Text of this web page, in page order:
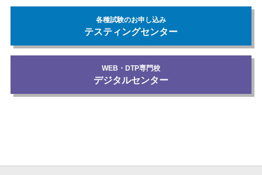
各種試験のお申し込み
テスティングセンター
WEB・DTP専門校
デジタルセンター